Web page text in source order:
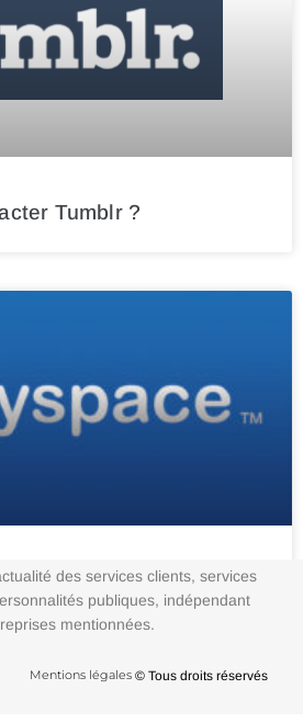
Tumblr ?
Myspace ?
des services clients, services
publiques, indépendant
mentionnées.
Mentions légales © Tous droits réservés